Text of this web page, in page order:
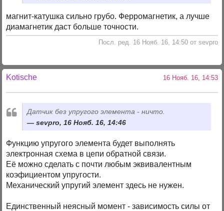
магнит-катушка сильно грубо. Ферромагнетик, а лучше
диамагнетик даст больше точности.
Посл. ред. 16 Нояб. 16, 14:50 от sevpro
Kotische 16 Нояб. 16, 14:53
Датчик без упругого элемента - ничто.
sevpro, 16 Нояб. 16, 14:46
Функцию упругого элемента будет выполнять
электронная схема в цепи обратной связи.
Её можно сделать с почти любым эквивалентным
коэфициентом упругости.
Механический упругий элемент здесь не нужен.
Единственный неясный момент - зависимость силы от